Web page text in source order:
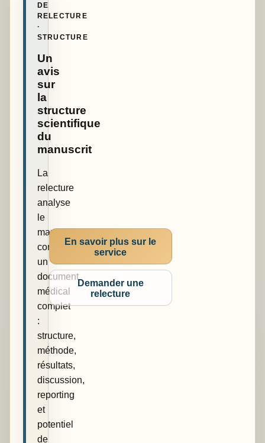
DE
RELECTURE
·
STRUCTURE
Un
avis
sur
la
structure
scientifique
du
manuscrit
La
relecture
analyse
le
manuscrit
comme
un
document
médical
complet
:
structure,
méthode,
résultats,
discussion,
reporting
et
potentiel
de
En savoir plus sur le
service
Demander une
relecture